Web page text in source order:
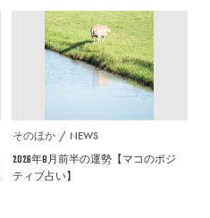
そのほか NEWS
2026年8月前半の運勢【マコのポジ
ティブ占い】